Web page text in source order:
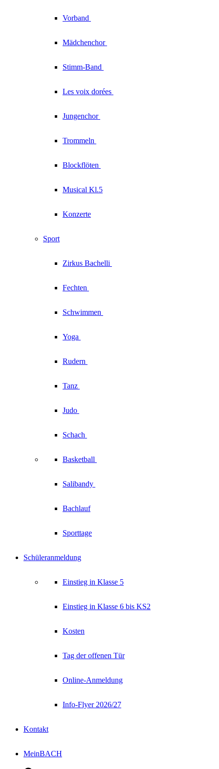
Vorband
Mädchenchor
Stimm-Band
Les voix dorées
Jungenchor
Trommeln
Blockflöten
Musical Kl.5
Konzerte
Sport
Zirkus Bachelli
Fechten
Schwimmen
Yoga
Rudern
Tanz
Judo
Schach
Basketball
Salibandy
Bachlauf
Sporttage
Schüleranmeldung
Einstieg in Klasse 5
Einstieg in Klasse 6 bis KS2
Kosten
Tag der offenen Tür
Online-Anmeldung
Info-Flyer 2026/27
Kontakt
MeinBACH